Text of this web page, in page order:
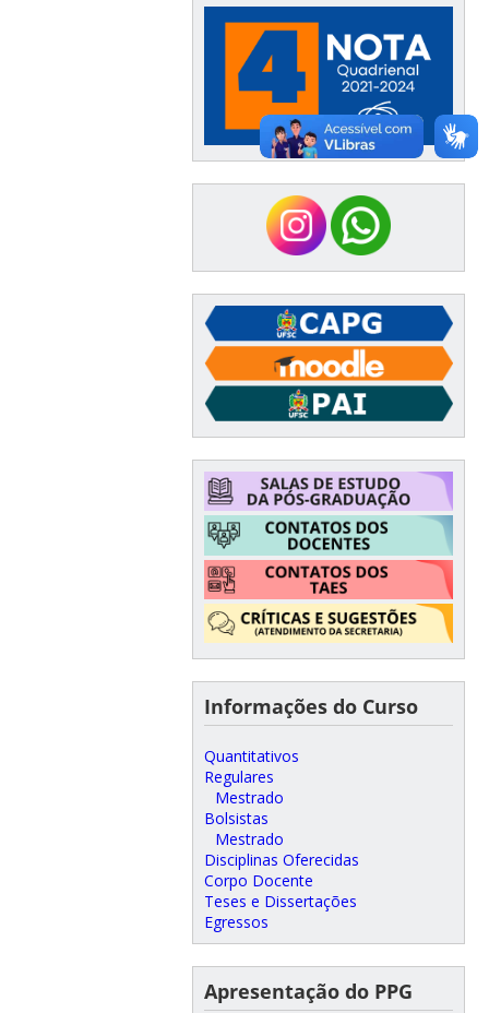
Informações do Curso
Quantitativos
Regulares
Mestrado
Bolsistas
Mestrado
Disciplinas Oferecidas
Corpo Docente
Teses e Dissertações
Egressos
Apresentação do PPG